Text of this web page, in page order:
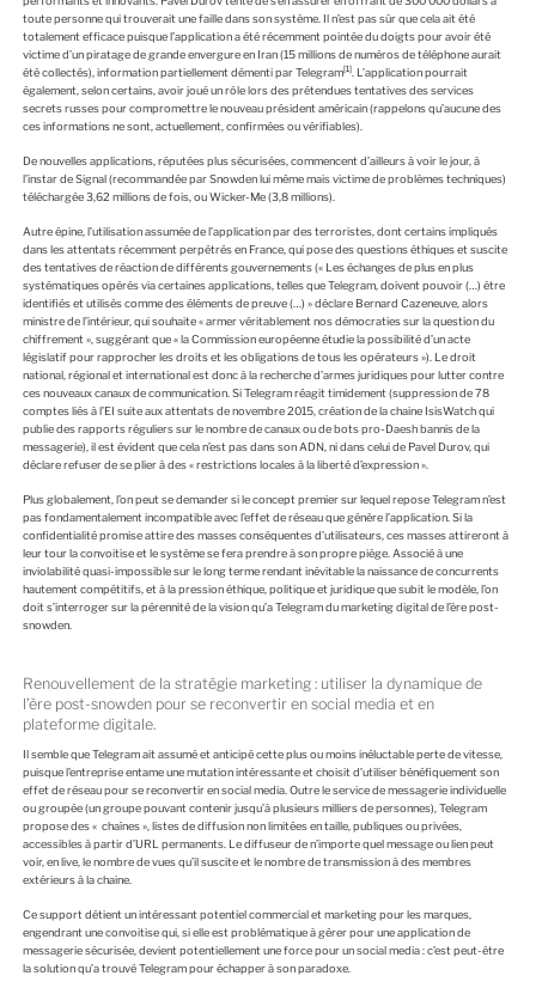
toute personne qui trouverait une faille dans son système. Il n’est pas sûr que cela ait été
totalement efficace puisque l’application a été récemment pointée du doigts pour avoir été
victime d’un piratage de grande envergure en Iran (15 millions de numéros de téléphone aurait
été collectés), information partiellement démenti par Telegram[1]. L’application pourrait
également, selon certains, avoir joué un rôle lors des prétendues tentatives des services
secrets russes pour compromettre le nouveau président américain (rappelons qu’aucune des
ces informations ne sont, actuellement, confirmées ou vérifiables).
De nouvelles applications, réputées plus sécurisées, commencent d’ailleurs à voir le jour, à
l’instar de Signal (recommandée par Snowden lui même mais victime de problèmes techniques)
téléchargée 3,62 millions de fois, ou Wicker-Me (3,8 millions).
Autre épine, l’utilisation assumée de l’application par des terroristes, dont certains impliqués
dans les attentats récemment perpétrés en France, qui pose des questions éthiques et suscite
des tentatives de réaction de différents gouvernements (« Les échanges de plus en plus
systématiques opérés via certaines applications, telles que Telegram, doivent pouvoir (…) être
identifiés et utilisés comme des éléments de preuve (…) » déclare Bernard Cazeneuve, alors
ministre de l’intérieur, qui souhaite « armer véritablement nos démocraties sur la question du
chiffrement », suggérant que « la Commission européenne étudie la possibilité d’un acte
législatif pour rapprocher les droits et les obligations de tous les opérateurs »). Le droit
national, régional et international est donc à la recherche d’armes juridiques pour lutter contre
ces nouveaux canaux de communication. Si Telegram réagit timidement (suppression de 78
comptes liés à l’EI suite aux attentats de novembre 2015, création de la chaine IsisWatch qui
publie des rapports réguliers sur le nombre de canaux ou de bots pro-Daesh bannis de la
messagerie), il est évident que cela n’est pas dans son ADN, ni dans celui de Pavel Durov, qui
déclare refuser de se plier à des « restrictions locales à la liberté d’expression ».
Plus globalement, l’on peut se demander si le concept premier sur lequel repose Telegram n’est
pas fondamentalement incompatible avec l’effet de réseau que génère l’application. Si la
confidentialité promise attire des masses conséquentes d’utilisateurs, ces masses attireront à
leur tour la convoitise et le système se fera prendre à son propre piège. Associé à une
inviolabilité quasi-impossible sur le long terme rendant inévitable la naissance de concurrents
hautement compétitifs, et à la pression éthique, politique et juridique que subit le modèle, l’on
doit s’interroger sur la pérennité de la vision qu’a Telegram du marketing digital de l’ère post-
snowden.
Renouvellement de la stratégie marketing : utiliser la dynamique de
l’ère post-snowden pour se reconvertir en social media et en
plateforme digitale.
Il semble que Telegram ait assumé et anticipé cette plus ou moins inéluctable perte de vitesse,
puisque l’entreprise entame une mutation intéressante et choisit d’utiliser bénéfiquement son
effet de réseau pour se reconvertir en social media. Outre le service de messagerie individuelle
ou groupée (un groupe pouvant contenir jusqu’à plusieurs milliers de personnes), Telegram
propose des « chaînes », listes de diffusion non limitées en taille, publiques ou privées,
accessibles à partir d’URL permanents. Le diffuseur de n’importe quel message ou lien peut
voir, en live, le nombre de vues qu’il suscite et le nombre de transmission à des membres
extérieurs à la chaine.
Ce support détient un intéressant potentiel commercial et marketing pour les marques,
engendrant une convoitise qui, si elle est problématique à gérer pour une application de
messagerie sécurisée, devient potentiellement une force pour un social media : c’est peut-être
la solution qu’a trouvé Telegram pour échapper à son paradoxe.